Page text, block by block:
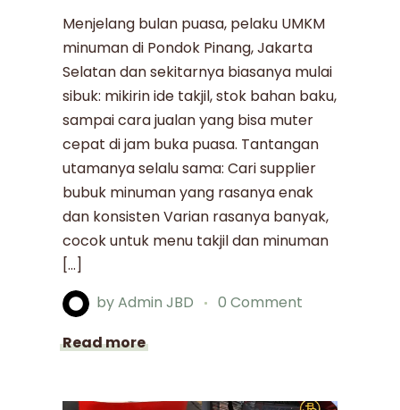
Menjelang bulan puasa, pelaku UMKM
minuman di Pondok Pinang, Jakarta
Selatan dan sekitarnya biasanya mulai
sibuk: mikirin ide takjil, stok bahan baku,
sampai cara jualan yang bisa muter
cepat di jam buka puasa. Tantangan
utamanya selalu sama: Cari supplier
bubuk minuman yang rasanya enak
dan konsisten Varian rasanya banyak,
cocok untuk menu takjil dan minuman
[…]
byAdmin JBD
0 Comment
Read more